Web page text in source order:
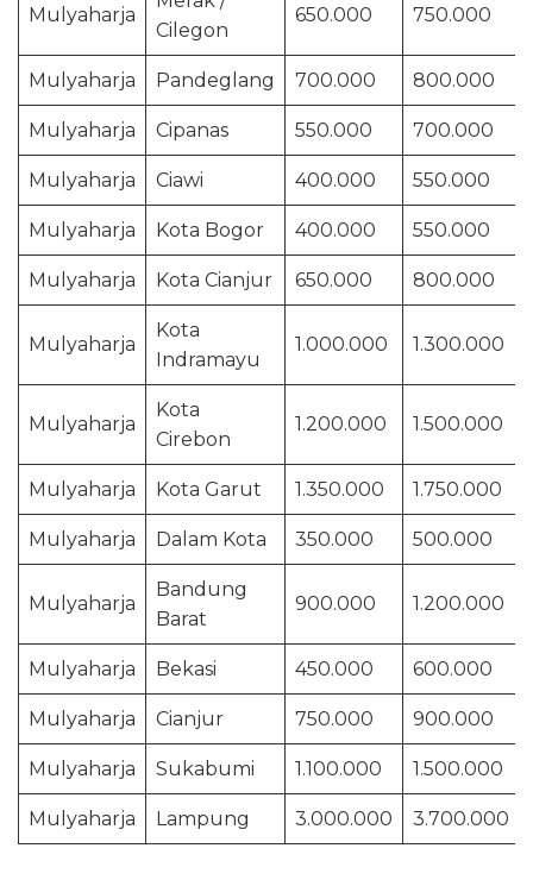
Mulyaharja
Cilegon
650.000 750.000
Mulyaharja Pandeglang 700.000 800.000
Mulyaharja Cipanas 550.000 700.000
Mulyaharja Ciawi 400.000 550.000
Mulyaharja Kota Bogor 400.000 550.000
Mulyaharja Kota Cianjur 650.000 800.000
Mulyaharja
Kota
Indramayu
1.000.000 1.300.000
Mulyaharja
Kota
Cirebon
1.200.000 1.500.000
Mulyaharja Kota Garut 1.350.000 1.750.000
Mulyaharja Dalam Kota 350.000 500.000
Mulyaharja
Bandung
Barat
900.000 1.200.000
Mulyaharja Bekasi 450.000 600.000
Mulyaharja Cianjur 750.000 900.000
Mulyaharja Sukabumi 1.100.000 1.500.000
Mulyaharja Lampung 3.000.000 3.700.000